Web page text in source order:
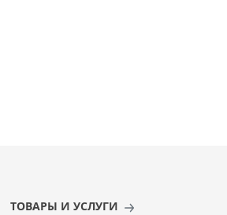
ТОВАРЫ И УСЛУГИ